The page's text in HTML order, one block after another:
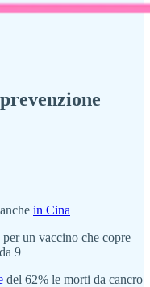
in Cina
per un vaccino che copre
9
del 62% le morti da cancro